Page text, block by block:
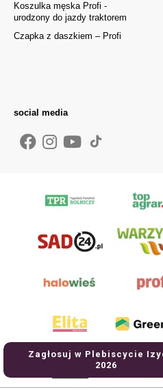
Zagłosuj w Plebiscycie
2026
Koszulka męska Profi -
urodzony do jazdy traktorem
Czapka z daszkiem – Profi
social media